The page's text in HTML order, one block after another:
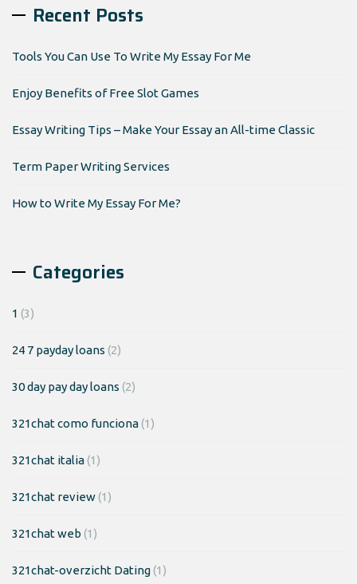
Recent Posts
Tools You Can Use To Write My Essay For Me
Enjoy Benefits of Free Slot Games
Essay Writing Tips – Make Your Essay an All-time Classic
Term Paper Writing Services
How to Write My Essay For Me?
Categories
1 (3)
24 7 payday loans (2)
30 day pay day loans (2)
321chat como funciona(1)
321chat italia(1)
321chat review(1)
321chat web (1)
321chat-overzicht Dating(1)